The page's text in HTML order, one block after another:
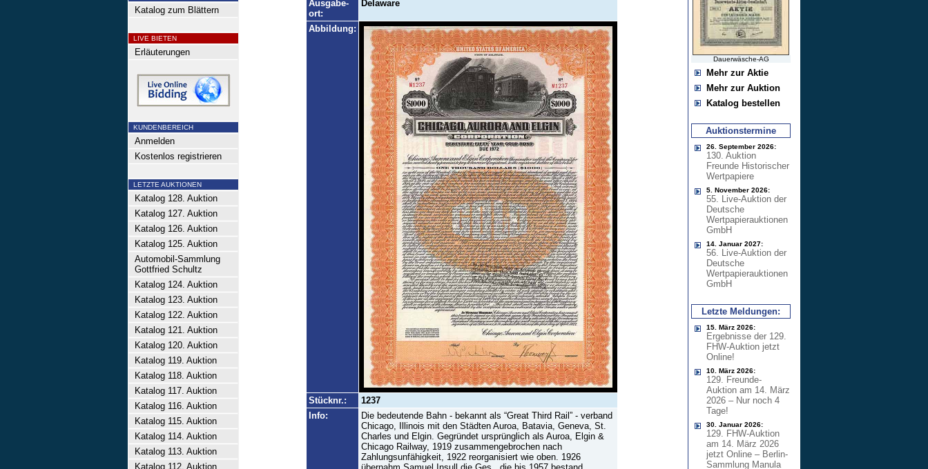
Katalog zum Blättern
LIVE BIETEN
Erläuterungen
KUNDENBEREICH
Anmelden
Kostenlos registrieren
LETZTE AUKTIONEN
Katalog 128. Auktion
Katalog 127. Auktion
Katalog 126. Auktion
Katalog 125. Auktion
Automobil-Sammlung
Gottfried Schultz
Katalog 124. Auktion
Katalog 123. Auktion
Katalog 122. Auktion
Katalog 121. Auktion
Katalog 120. Auktion
Katalog 119. Auktion
Katalog 118. Auktion
Katalog 117. Auktion
Katalog 116. Auktion
Katalog 115. Auktion
Katalog 114. Auktion
Katalog 113. Auktion
Katalog 112. Auktion
Ausgabe-
ort:
Delaware
Abbildung:
Stücknr.:
1237
Info:
Die bedeutende Bahn - bekannt als “Great Third Rail” - verband
Chicago, Illinois mit den Städten Auroa, Batavia, Geneva, St.
Charles und Elgin. Gegründet ursprünglich als Auroa, Elgin &
Chicago Railway, 1919 zusammengebrochen nach
Zahlungsunfähigkeit, 1922 reorganisiert wie oben. 1926
Dauerwäsche-AG
Mehr zur Aktie
Mehr zur Auktion
Katalog bestellen
Auktionstermine
26. September 2026:
130. Auktion
Freunde Historischer
Wertpapiere
5. November 2026:
55. Live-Auktion der
Deutsche
Wertpapierauktionen
GmbH
14. Januar 2027:
56. Live-Auktion der
Deutsche
Wertpapierauktionen
GmbH
Letzte Meldungen:
15. März 2026:
Ergebnisse der 129.
FHW-Auktion jetzt
Online!
10. März 2026:
129. Freunde-
Auktion am 14. März
2026 – Nur noch 4
Tage!
30. Januar 2026:
129. FHW-Auktion
am 14. März 2026
jetzt Online – Berlin-
Sammlung Manula